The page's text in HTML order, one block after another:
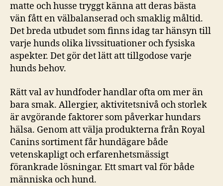
matte och husse tryggt känna att deras bästa
vän fått en välbalanserad och smaklig måltid.
Det breda utbudet som finns idag tar hänsyn till
varje hunds olika livssituationer och fysiska
aspekter. Det gör det lätt att tillgodose varje
hunds behov.
Rätt val av hundfoder handlar ofta om mer än
bara smak. Allergier, aktivitetsnivå och storlek
är avgörande faktorer som påverkar hundars
hälsa. Genom att välja produkterna från Royal
Canins sortiment får hundägare både
vetenskapligt och erfarenhetsmässigt
förankrade lösningar. Ett smart val för både
människa och hund.